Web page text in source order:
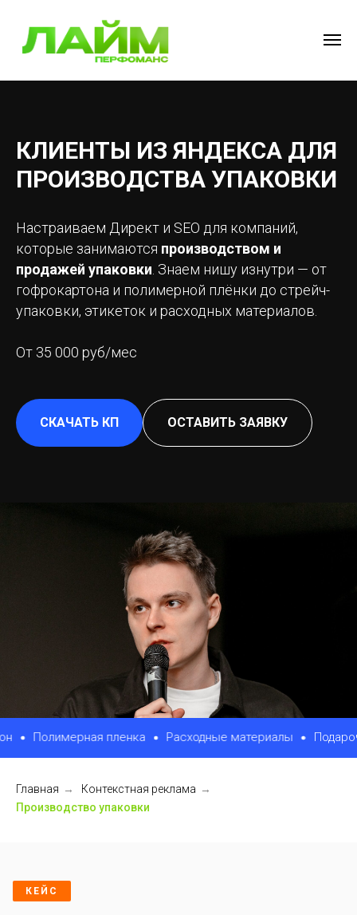
КЛИЕНТЫ ИЗ ЯНДЕКСА ДЛЯ
ПРОИЗВОДСТВА УПАКОВКИ
Настраиваем Директ и SEO для компаний,
которые занимаются производством и
продажей упаковки . Знаем нишу изнутри — от
гофрокартона и полимерной плёнки до стрейч-
упаковки, этикеток и расходных материалов.
От 35 000 руб/мес
СКАЧАТЬ КП ОСТАВИТЬ ЗАЯВКУ
пленка Расходные материалы Подарочная
Главная → Контекстная реклама →
Производство упаковки
КЕЙС